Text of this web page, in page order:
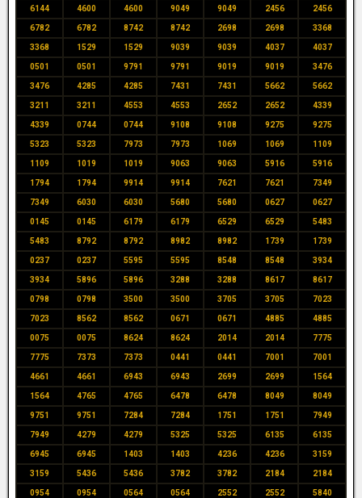
6144 4600 4600 9049 9049 2456 2456
6782 6782 8742 8742 2698 2698 3368
3368 1529 1529 9039 9039 4037 4037
0501 0501 9791 9791 9019 9019 3476
3476 4285 4285 7431 7431 5662 5662
3211 3211 4553 4553 2652 2652 4339
4339 0744 0744 9108 9108 9275 9275
5323 5323 7973 7973 1069 1069 1109
1109 1019 1019 9063 9063 5916 5916
1794 1794 9914 9914 7621 7621 7349
7349 6030 6030 5680 5680 0627 0627
0145 0145 6179 6179 6529 6529 5483
5483 8792 8792 8982 8982 1739 1739
0237 0237 5595 5595 8548 8548 3934
3934 5896 5896 3288 3288 8617 8617
0798 0798 3500 3500 3705 3705 7023
7023 8562 8562 0671 0671 4885 4885
0075 0075 8624 8624 2014 2014 7775
7775 7373 7373 0441 0441 7001 7001
4661 4661 6943 6943 2699 2699 1564
1564 4765 4765 6478 6478 8049 8049
9751 9751 7284 7284 1751 1751 7949
7949 4279 4279 5325 5325 6135 6135
6945 6945 1403 1403 4236 4236 3159
3159 5436 5436 3782 3782 2184 2184
0954 0954 0564 0564 2552 2552 5840